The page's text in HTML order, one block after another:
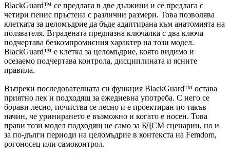
BlackGuard™ се предлага в две дължини и се предлага с
четири пенис пръстена с различни размери. Това позволява
клетката за целомъдрие да бъде адаптирана към анатомията на
ползвателя. Вградената предпазна ключалка с два ключа
подчертава безкомпромисния характер на този модел.
BlackGuard™ е клетка за целомъдрие, която видимо и
осезаемо подчертава контрола, дисциплината и ясните
правила.
Въпреки последователната си функция BlackGuard™ остава
приятно лек и подходящ за ежедневна употреба. С него се
борави лесно, почиства се лесно и е проектиран по такъв
начин, че уринирането е възможно и когато е носен. Това
прави този модел подходящ не само за БДСМ сценарии, но и
за по-дълги периоди на целомъдрие в контекста на Femdom,
рогоносец или самоконтрол.